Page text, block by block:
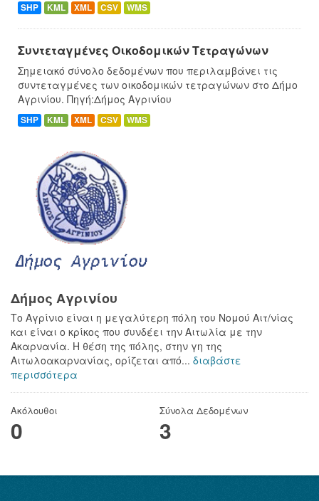
SHP KML XML CSV WMS
Συντεταγμένες Oικοδομικών Tετραγώνων
Σημειακό σύνολο δεδομένων που περιλαμβάνει τις
συντεταγμένες των οικοδομικών τετραγώνων στο Δήμο
Αγρινίου. Πηγή:Δήμος Αγρινίου
SHP KML XML CSV WMS
Δήμος Αγρινίου
Το Αγρίνιο είναι η μεγαλύτερη πόλη του Νομού Αιτ/νίας
και είναι ο κρίκος που συνδέει την Αιτωλία με την
Ακαρνανία. Η θέση της πόλης, στην γη της
Αιτωλοακαρνανίας, ορίζεται από... διαβάστε
περισσότερα
Ακόλουθοι
0
Σύνολα Δεδομένων
3